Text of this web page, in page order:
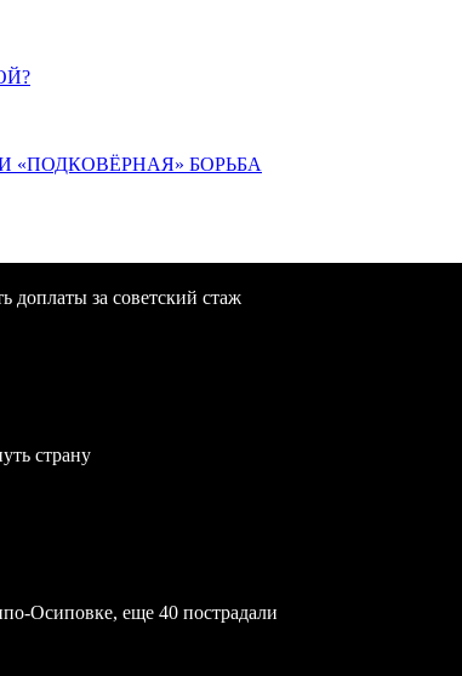
«ПОДКОВЁРНАЯ» БОРЬБА
доплаты за советский стаж
страну
Осиповке, еще 40 пострадали